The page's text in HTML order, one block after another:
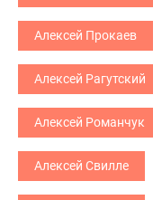
Алексей Прокаев
Алексей Рагутский
Алексей Романчук
Алексей Свилле